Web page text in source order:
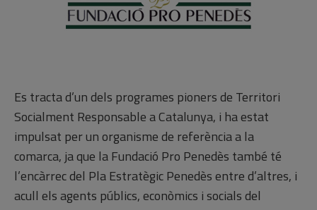
Es tracta d’un dels programes pioners de Territori
Socialment Responsable a Catalunya, i ha estat
impulsat per un organisme de referència a la
comarca, ja que la Fundació Pro Penedès també té
l’encàrrec del Pla Estratègic Penedès entre d’altres, i
acull els agents públics, econòmics i socials del